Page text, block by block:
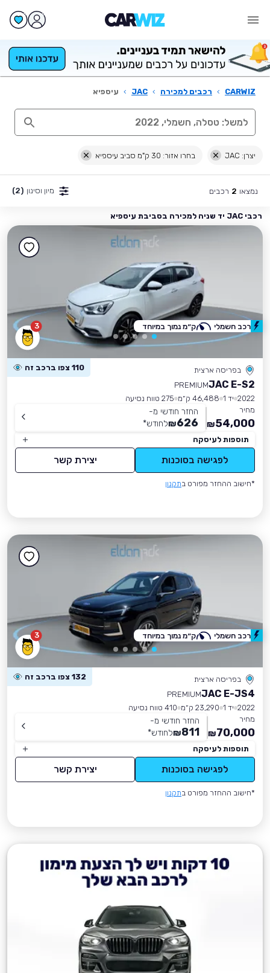
CARWIZ
› רכבים למכירה ›
JAC
› עיספיא
יצרן: JAC בחרו אזור: 30 ק"מ סביב עיספיא
נמצאו 2 רכבים מיון וסינון (2)
רכבי JAC יד שניה למכירה בסביבת עיספיא
3
בפריסה ארצית 110 צפו ברכב זה
JAC E-S2
PREMIUM
2022 יד 1 46,488 ק״מ
275 טווח נסיעה
מחיר
54,000
₪
החזר חודשי מ-
626
₪לחודש*
תוספות לעיסקה
לפגישה בסוכנות יצירת קשר
*חישוב ההחזר מפורט בתקנון
רכב חשמלי ק״מ נמוך במיוחד
3
בפריסה ארצית 132 צפו ברכב זה
JAC E-JS4
PREMIUM
2022 יד 1 23,290 ק״מ
410 טווח נסיעה
מחיר
70,000
₪
החזר חודשי מ-
811
₪לחודש*
תוספות לעיסקה
לפגישה בסוכנות יצירת קשר
*חישוב ההחזר מפורט בתקנון
רכב חשמלי ק״מ נמוך במיוחד